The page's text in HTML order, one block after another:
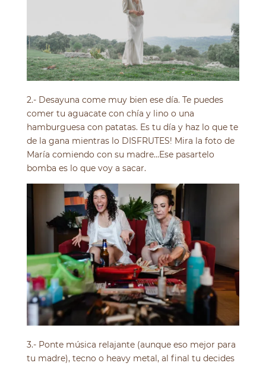
2.- Desayuna come muy bien ese día. Te puedes
comer tu aguacate con chía y lino o una
hamburguesa con patatas. Es tu día y haz lo que te
de la gana mientras lo DISFRUTES! Mira la foto de
María comiendo con su madre…Ese pasartelo
bomba es lo que voy a sacar.
3.- Ponte música relajante (aunque eso mejor para
tu madre), tecno o heavy metal, al final tu decides